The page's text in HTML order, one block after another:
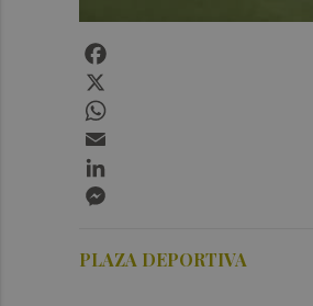
PLAZA DEPORTIVA